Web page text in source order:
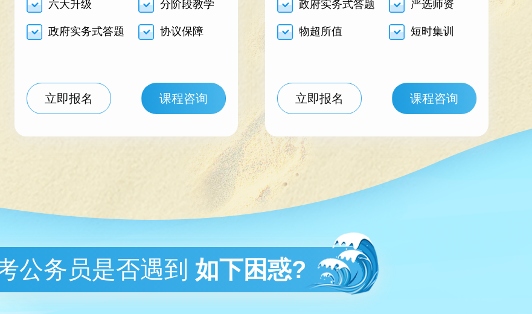
六大升级 分阶段教学
政府实务式答题 协议保障
立即报名 课程咨询
政府实务式答题 严选师资
物超所值 短时集训
立即报名 课程咨询
公务员是否遇到 如下困惑?